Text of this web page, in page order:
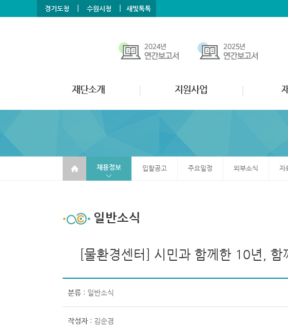
메뉴바로가기
본문바로가기경기도청 | 수원시청 | 새빛톡톡
재단소개 지원사업
채용정보 입찰공고 주요일정 외부소식 자
일반소식
[물환경센터] 시민과 함께한 10년,
분류 : 일반소식
작성자 : 김순겸